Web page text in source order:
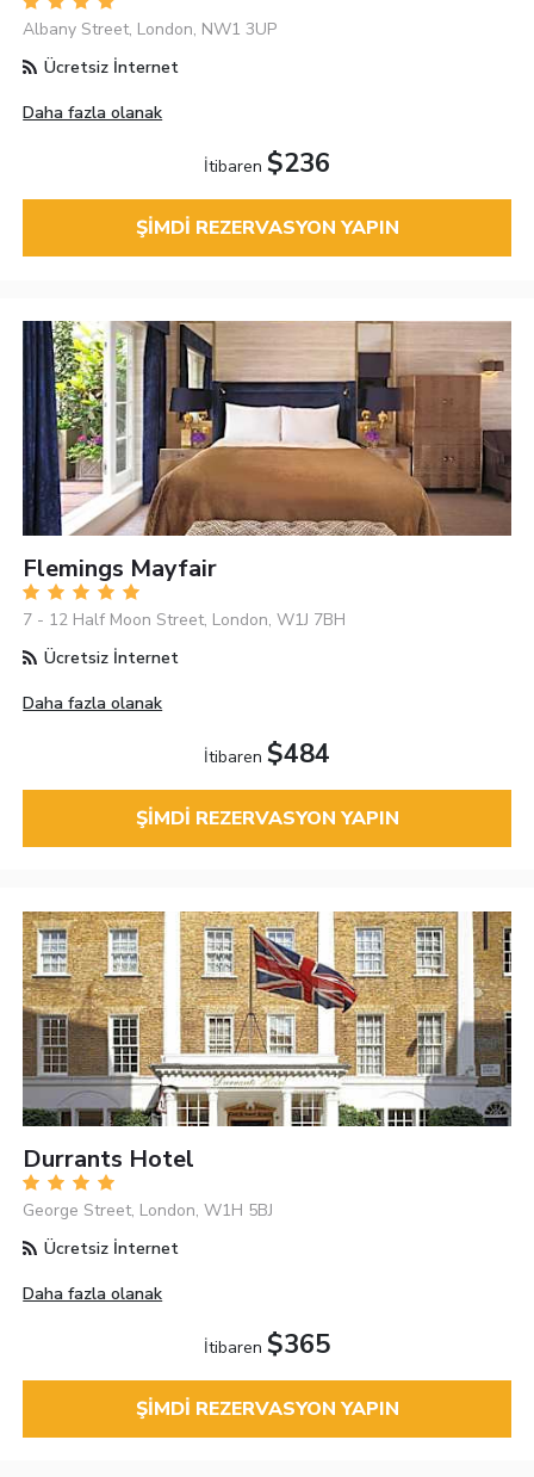
Albany Street, London, NW1 3UP
Ücretsiz İnternet
Daha fazla olanak
İtibaren $236
ŞIMDI REZERVASYON YAPIN
Flemings Mayfair
7 - 12 Half Moon Street, London, W1J 7BH
Ücretsiz İnternet
Daha fazla olanak
İtibaren $484
ŞIMDI REZERVASYON YAPIN
Durrants Hotel
George Street, London, W1H 5BJ
Ücretsiz İnternet
Daha fazla olanak
İtibaren $365
ŞIMDI REZERVASYON YAPIN